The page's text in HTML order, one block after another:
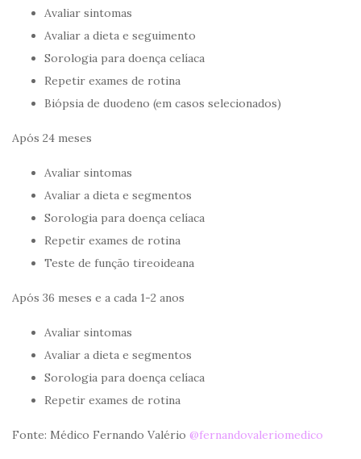
Avaliar sintomas
Avaliar a dieta e seguimento
Sorologia para doença celíaca
Repetir exames de rotina
Biópsia de duodeno (em casos selecionados)
Após 24 meses
Avaliar sintomas
Avaliar a dieta e segmentos
Sorologia para doença celíaca
Repetir exames de rotina
Teste de função tireoideana
Após 36 meses e a cada 1-2 anos
Avaliar sintomas
Avaliar a dieta e segmentos
Sorologia para doença celíaca
Repetir exames de rotina
Fonte: Médico Fernando Valério @fernandovaleriomedico